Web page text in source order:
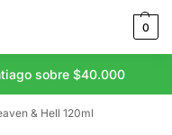
0
sobre $40.000
& Hell 120ml